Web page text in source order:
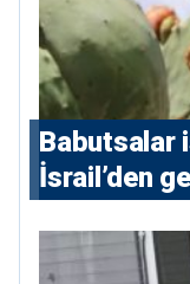
Babutsalar
İsrail’den